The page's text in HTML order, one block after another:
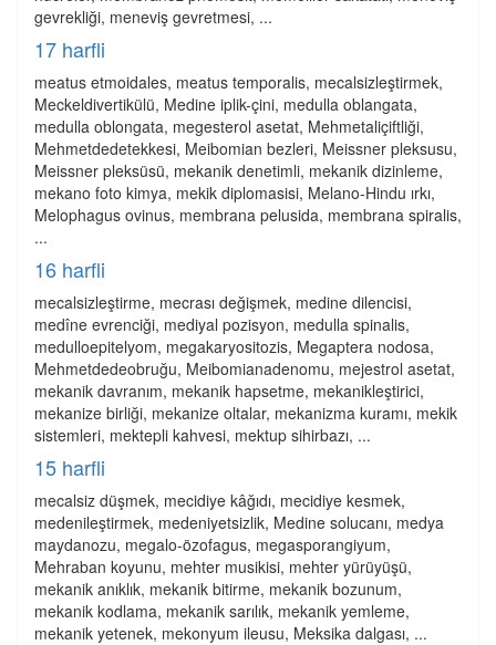
gevrekliği, meneviş gevretmesi, ...
17 harfli
meatus etmoidales, meatus temporalis, mecalsizleştirmek,
Meckeldivertikülü, Medine iplik-çini, medulla oblangata,
medulla oblongata, megesterol asetat, Mehmetaliçiftliği,
Mehmetdedetekkesi, Meibomian bezleri, Meissner pleksusu,
Meissner pleksüsü, mekanik denetimli, mekanik dizinleme,
mekano foto kimya, mekik diplomasisi, Melano-Hindu ırkı,
Melophagus ovinus, membrana pelusida, membrana spiralis,
...
16 harfli
mecalsizleştirme, mecrası değişmek, medine dilencisi,
medîne evrenciği, mediyal pozisyon, medulla spinalis,
medulloepitelyom, megakaryositozis, Megaptera nodosa,
Mehmetdedeobruğu, Meibomianadenomu, mejestrol asetat,
mekanik davranım, mekanik hapsetme, mekanikleştirici,
mekanize birliği, mekanize oltalar, mekanizma kuramı, mekik
sistemleri, mektepli kahvesi, mektup sihirbazı, ...
15 harfli
mecalsiz düşmek, mecidiye kâğıdı, mecidiye kesmek,
medenileştirmek, medeniyetsizlik, Medine solucanı, medya
maydanozu, megalo-özofagus, megasporangiyum,
Mehraban koyunu, mehter musikisi, mehter yürüyüşü,
mekanik anıklık, mekanik bitirme, mekanik bozunum,
mekanik kodlama, mekanik sarılık, mekanik yemleme,
mekanik yetenek, mekonyum ileusu, Meksika dalgası, ...